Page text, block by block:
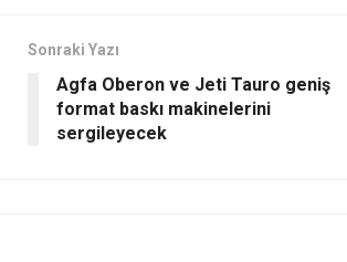
Sonraki Yazı
Agfa Oberon ve Jeti Tauro geniş
format baskı makinelerini
sergileyecek